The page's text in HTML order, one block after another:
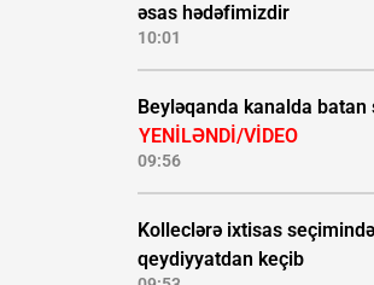
əsas hədəfimizdir
10:01
Beyləqanda kanalda batan
YENİLƏNDİ/VİDEO
09:56
Kolleclərə ixtisas
qeydiyyatdan keçib